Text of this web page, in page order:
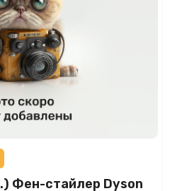
Фен-стайлер Dyson